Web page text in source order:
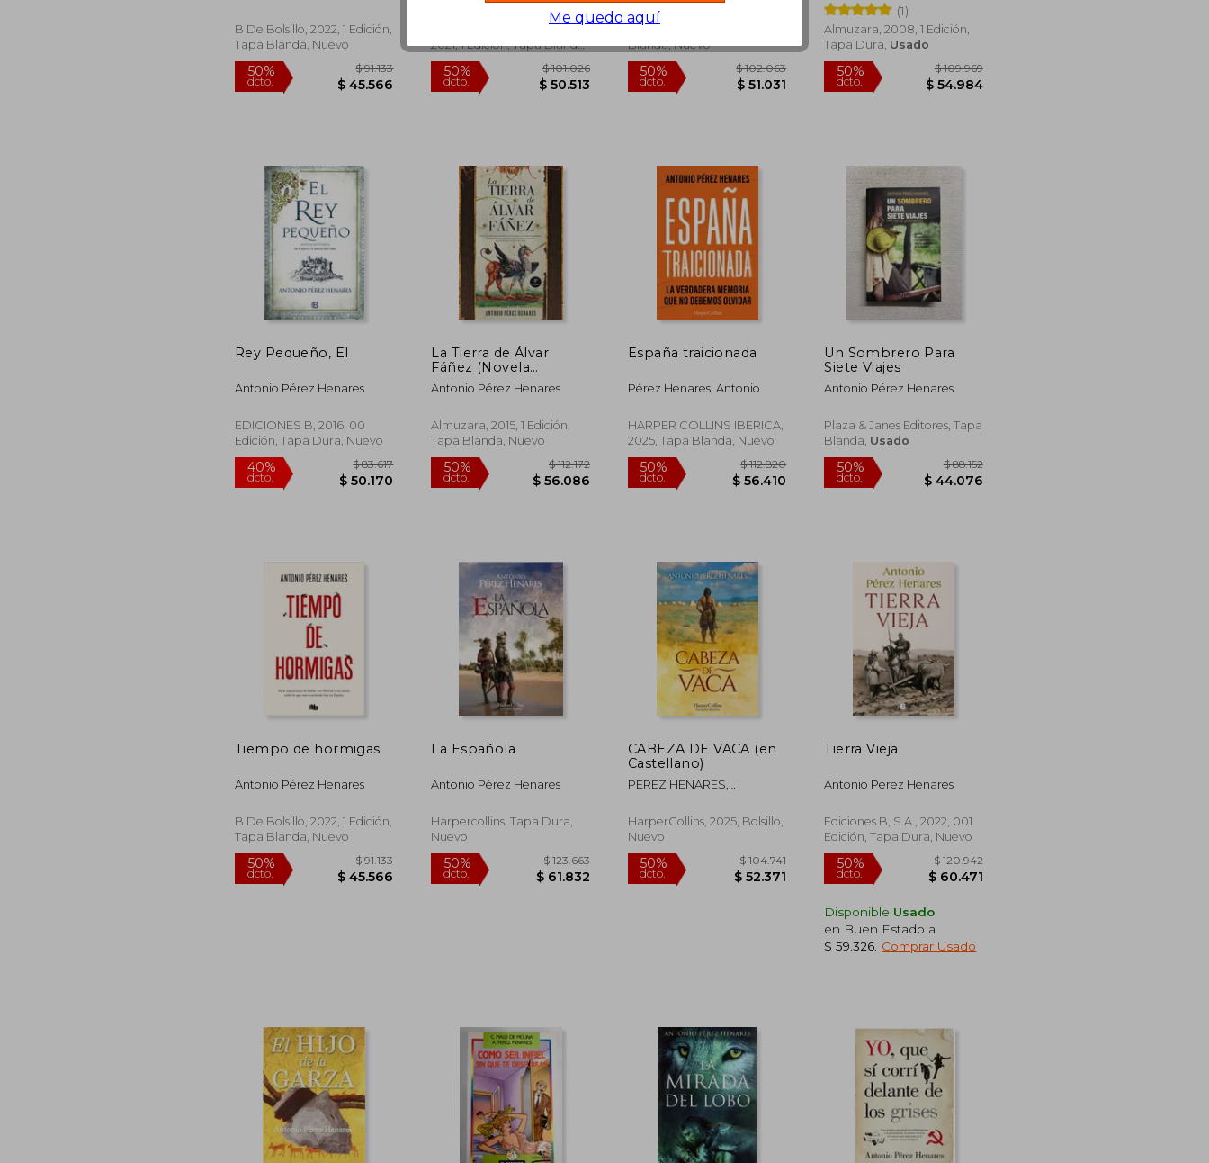
B De Bolsillo, 2022, 1 Edición,
Tapa Blanda, Nuevo
50%
dcto.
B De Bolsillo (Ediciones B),
2021, 1 Edición, Tapa Blanda,
Nuevo
50%
dcto.
Harper Bolsillo, Tapa
Blanda, Nuevo
50%
dcto.
$ 102.063
$ 51.031
(1)
Almuzara, 2008, 1 Edición,
Tapa Dura, Usado
50%
dcto.
Rey Pequeño, El
Antonio Pérez Henares
EDICIONES B, 2016, 00
Edición, Tapa Dura, Nuevo
40% $ 83.617
La Tierra de Álvar
Fáñez (Novela
Histórica)
Antonio Pérez Henares
Almuzara, 2015, 1 Edición,
Tapa Blanda, Nuevo
50% $ 112.172
$ 56.086
España traicionada
Pérez Henares, Antonio
HARPER COLLINS IBERICA,
2025, Tapa Blanda, Nuevo
50% $ 112.820
Un Sombrero Para
Siete Viajes
Antonio Pérez Henares
Plaza & Janes Editores, Tapa
Blanda, Usado
Tiempo de hormigas
Antonio Pérez Henares
B De Bolsillo, 2022, 1 Edición,
Tapa Blanda, Nuevo
La Española
Antonio Pérez Henares
Harpercollins, Tapa Dura,
Nuevo
CABEZA DE VACA (en
Castellano)
PEREZ HENARES,
HarperCollins, 2025, Bolsillo,
Nuevo
Tierra Vieja
Antonio Perez Henares
Ediciones B, S.A., 2022, 001
Edición, Tapa Dura, Nuevo
Disponible Usado
en Buen Estado a
$ 59.326 Comprar Usado
Me quedo aquí